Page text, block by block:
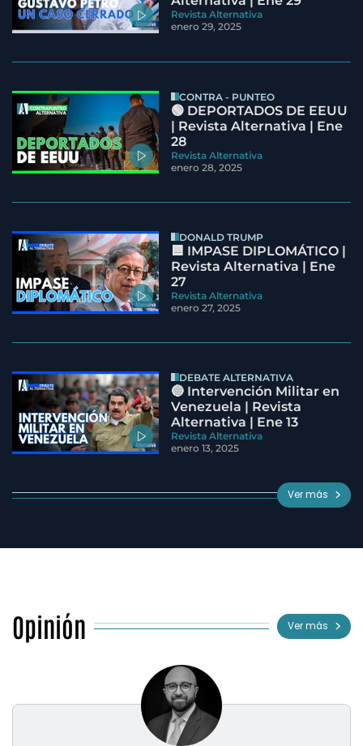
Revista Alternativa
enero 29, 2025
CONTRA - PUNTEO
🟢 DEPORTADOS DE EEUU
| Revista Alternativa | Ene
28
Revista Alternativa
enero 28, 2025
DONALD TRUMP
🟦 IMPASE DIPLOMÁTICO |
Revista Alternativa | Ene
27
Revista Alternativa
enero 27, 2025
DEBATE ALTERNATIVA
🔵 Intervención Militar en
Venezuela | Revista
Alternativa | Ene 13
Revista Alternativa
enero 13, 2025
Ver más
Opinión Ver más